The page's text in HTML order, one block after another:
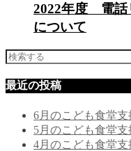
2022年度 電話
について
最近の投稿
6月のこども食堂支
5月のこども食堂支
4月のこども食堂支